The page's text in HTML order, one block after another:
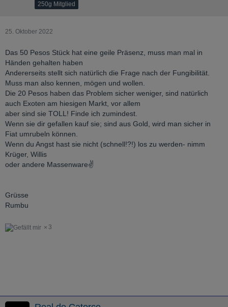
250g Mitglied
25. Oktober 2022
Das 50 Pesos Stück hat eine geile Präsenz, muss man mal in
Händen gehalten haben
Andererseits stellt sich natürlich die Frage nach der Fungibilität.
Muss man also kennen, mögen und wollen.
Die 20 Pesos haben das Problem sicher weniger, sind natürlich
auch Exoten am hiesigen Markt, vor allem
aber sind sie TOLL! Finde ich zumindest.
Wenn sie dir gefallen kauf sie; sind aus Gold, wird man sicher in
Fiat umrubeln können.
Wenn du Angst hast sie nicht (schnell!?!) los zu werden- nimm
Krüger, Willis
oder andere Massenware✌️
Grüsse
Rumbu
3